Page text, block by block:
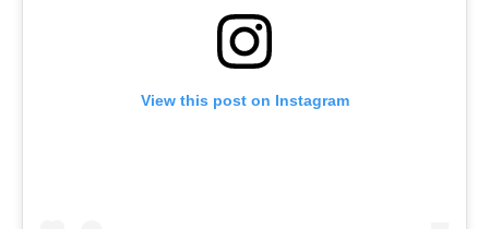
View this post on Instagram